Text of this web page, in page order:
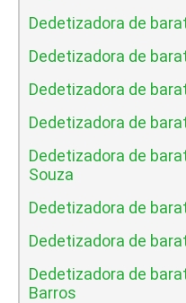
Dedetizadora de
Dedetizadora de
Dedetizadora de
Dedetizadora de
Dedetizadora de
Souza
Dedetizadora de
Dedetizadora de
Dedetizadora de
Barros